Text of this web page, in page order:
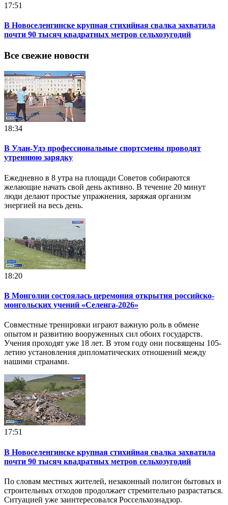
17:51
В Новоселенгинске крупная стихийная свалка захватила
почти 90 тысяч квадратных метров сельхозугодий
Все свежие новости
18:34
В Улан-Удэ профессиональные спортсмены проводят
утреннюю зарядку
Ежедневно в 8 утра на площади Советов собираются
желающие начать свой день активно. В течение 20 минут
люди делают простые упражнения, заряжая организм
энергией на весь день.
18:20
В Монголии состоялась церемония открытия российско-
монгольских учений «Селенга-2026»
Совместные тренировки играют важную роль в обмене
опытом и развитию вооруженных сил обоих государств.
Учения проходят уже 18 лет. В этом году они посвящены 105-
летию установления дипломатических отношений между
нашими странами.
17:51
В Новоселенгинске крупная стихийная свалка захватила
почти 90 тысяч квадратных метров сельхозугодий
По словам местных жителей, незаконный полигон бытовых и
строительных отходов продолжает стремительно разрастаться.
Ситуацией уже заинтересовался Россельхознадзор.